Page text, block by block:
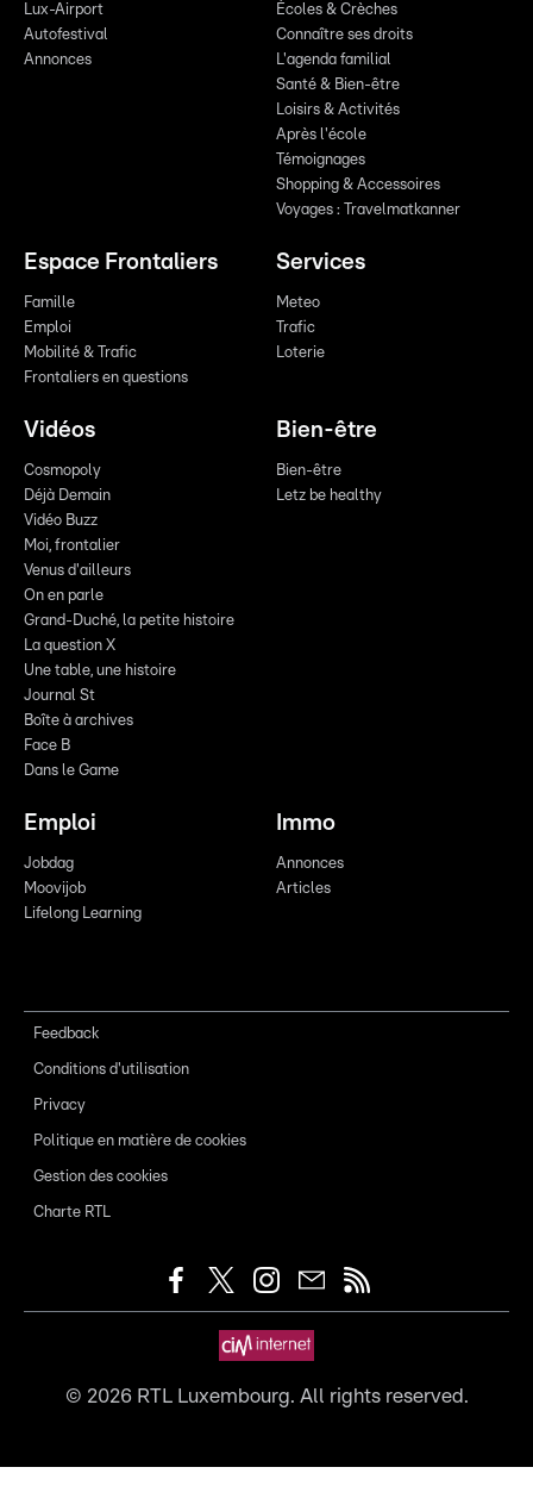
Lux-Airport
Autofestival
Annonces
Écoles & Crèches
Connaître ses droits
L'agenda familial
Santé & Bien-être
Loisirs & Activités
Après l'école
Témoignages
Shopping & Accessoires
Voyages : Travelmatkanner
Espace Frontaliers
Famille
Emploi
Mobilité & Trafic
Frontaliers en questions
Services
Meteo
Trafic
Loterie
Vidéos
Cosmopoly
Déjà Demain
Vidéo Buzz
Moi, frontalier
Venus d'ailleurs
On en parle
Grand-Duché, la petite histoire
La question X
Une table, une histoire
Journal St
Boîte à archives
Face B
Dans le Game
Bien-être
Bien-être
Letz be healthy
Emploi
Jobdag
Moovijob
Lifelong Learning
Immo
Annonces
Articles
Feedback
Conditions d'utilisation
Privacy
Politique en matière de cookies
Gestion des cookies
Charte RTL
© 2026RTL Luxembourg. All rights reserved.